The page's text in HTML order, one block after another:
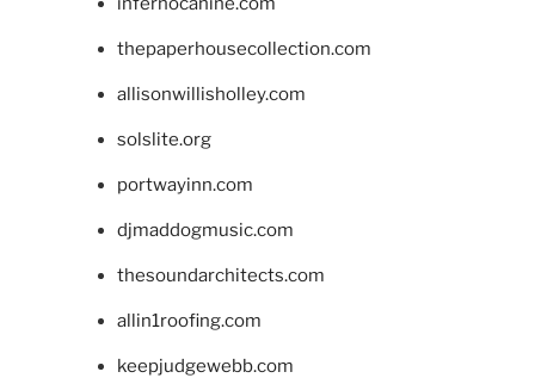
thepaperhousecollection.com
allisonwillisholley.com
solslite.org
portwayinn.com
djmaddogmusic.com
thesoundarchitects.com
allin1roofing.com
keepjudgewebb.com